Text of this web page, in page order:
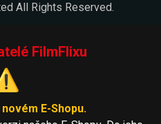
All Rights Reserved.
FilmFlixu
E-Shopu.